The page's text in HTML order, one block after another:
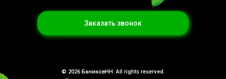
Заказать звонок
© 2026 БаниковНН. All rights reserved.